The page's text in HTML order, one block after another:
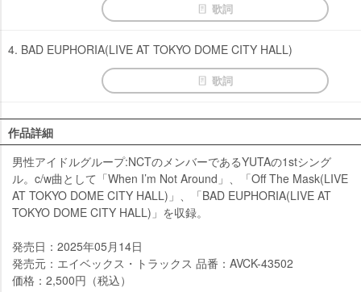
歌詞
4. BAD EUPHORIA(LIVE AT TOKYO DOME CITY HALL)
歌詞
作品詳細
男性アイドルグループ:NCTのメンバーであるYUTAの1stシング
ル。c/w曲として「When I’m Not Around」、「Off The Mask(LIVE
AT TOKYO DOME CITY HALL)」、「BAD EUPHORIA(LIVE AT
TOKYO DOME CITY HALL)」を収録。
発売日：2025年05月14日
発売元：エイベックス・トラックス 品番：AVCK-43502
価格：2,500円（税込）